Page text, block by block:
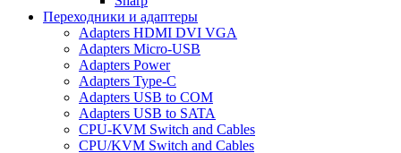
Переходники и адаптеры
Adapters HDMI DVI VGA
Adapters Micro-USB
Adapters Power
Adapters Type-C
Adapters USB to COM
Adapters USB to SATA
CPU-KVM Switch and Cables
CPU/KVM Switch and Cables